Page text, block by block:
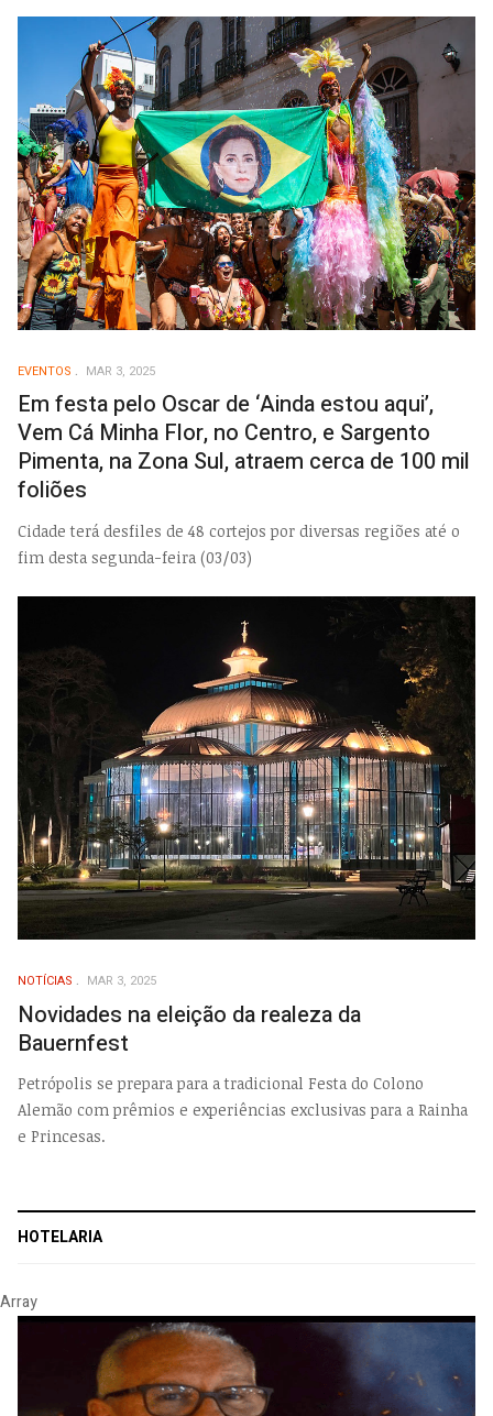
EVENTOS MAR 3, 2025
Em festa pelo Oscar de ‘Ainda estou aqui’,
Vem Cá Minha Flor, no Centro, e Sargento
Pimenta, na Zona Sul, atraem cerca de 100 mil
foliões
Cidade terá desfiles de 48 cortejos por diversas regiões até o
fim desta segunda-feira (03/03)
NOTÍCIAS MAR 3, 2025
Novidades na eleição da realeza da
Bauernfest
Petrópolis se prepara para a tradicional Festa do Colono
Alemão com prêmios e experiências exclusivas para a Rainha
e Princesas.
HOTELARIA
Array